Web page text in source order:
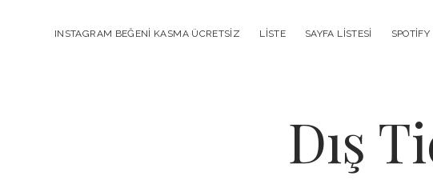
INSTAGRAM BEĞENI KASMA ÜCRETSIZ LISTE SAYFA LISTESI
Dış